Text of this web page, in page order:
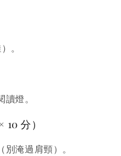
。
燈。
分）
淹過肩頸）。